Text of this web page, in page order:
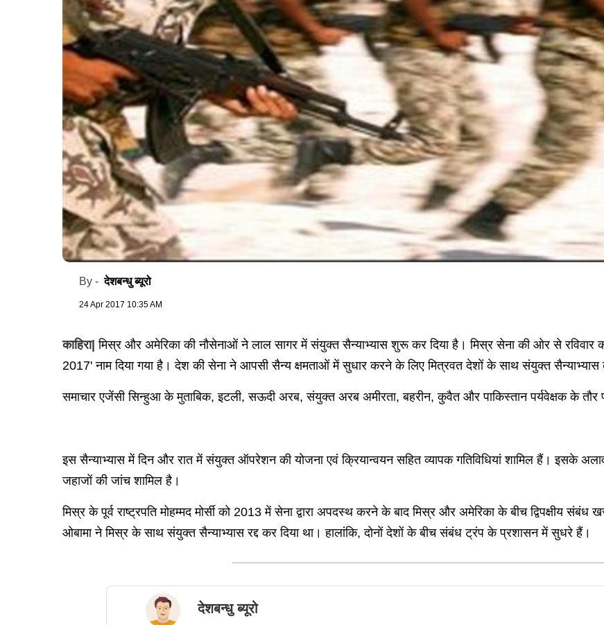
By -देशबन्धु ब्यूरो
24 Apr 2017 10:35 AM
काहिरा|मिस्र और अमेरिका की नौसेनाओं ने लाल सागर में संयुक्त सैन्याभ्यास शुरू कर दिया है। मिस्र सेना की ओर से रविवार
2017' नाम दिया गया है। देश की सेना ने आपसी सैन्य क्षमताओं में सुधार करने के लिए मित्रवत देशों के साथ संयुक्त सैन्याभ्यास
समाचार एजेंसी सिन्हुआ के मुताबिक, इटली, सऊदी अरब, संयुक्त अरब अमीरता, बहरीन, कुवैत और पाकिस्तान पर्यवेक्षक के तौर
इस सैन्याभ्यास में दिन और रात में संयुक्त ऑपरेशन की योजना एवं क्रियान्वयन सहित व्यापक गतिविधियां शामिल हैं। इसके
जहाजों की जांच शामिल है।
मिस्र के पूर्व राष्ट्रपति मोहम्मद मोर्सी को 2013 में सेना द्वारा अपदस्थ करने के बाद मिस्र और अमेरिका के बीच द्विपक्षीय
ओबामा ने मिस्र के साथ संयुक्त सैन्याभ्यास रद्द कर दिया था। हालांकि, दोनों देशों के बीच संबंध ट्रंप के प्रशासन में सुधरे हैं।
देशबन्धु ब्यूरो